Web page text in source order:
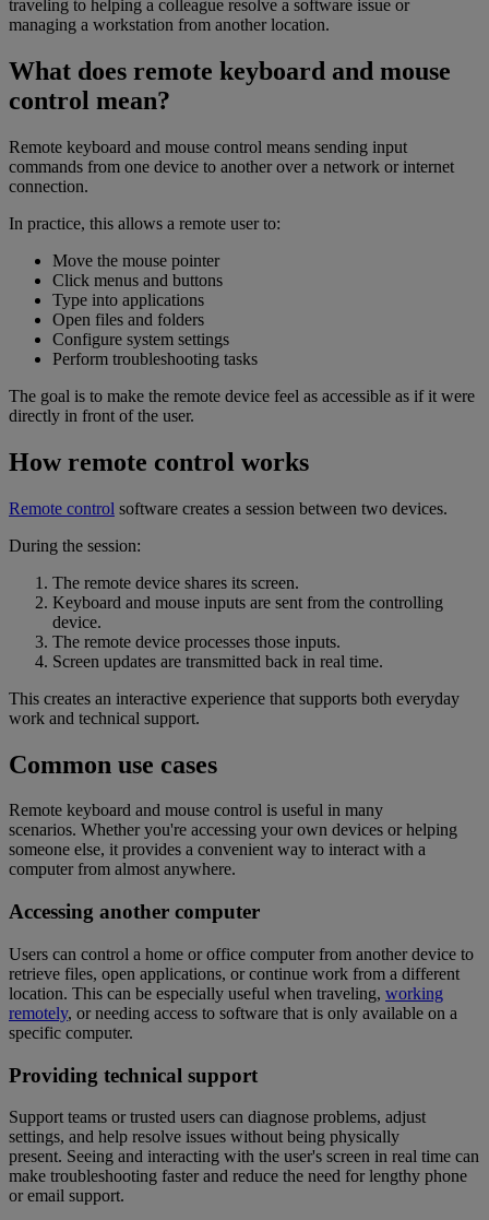
traveling to helping a colleague resolve a software issue or
managing a workstation from another location.
What does remote keyboard and mouse
control mean?
Remote keyboard and mouse control means sending input
commands from one device to another over a network or internet
connection.
In practice, this allows a remote user to:
Move the mouse pointer
Click menus and buttons
Type into applications
Open files and folders
Configure system settings
Perform troubleshooting tasks
The goal is to make the remote device feel as accessible as if it were
directly in front of the user.
How remote control works
Remote control software creates a session between two devices.
During the session:
The remote device shares its screen.
Keyboard and mouse inputs are sent from the controlling
device.
The remote device processes those inputs.
Screen updates are transmitted back in real time.
This creates an interactive experience that supports both everyday
work and technical support.
Common use cases
Remote keyboard and mouse control is useful in many
scenarios. Whether you're accessing your own devices or helping
someone else, it provides a convenient way to interact with a
computer from almost anywhere.
Accessing another computer
Users can control a home or office computer from another device to
retrieve files, open applications, or continue work from a different
location. This can be especially useful when traveling, working
remotely, or needing access to software that is only available on a
specific computer.
Providing technical support
Support teams or trusted users can diagnose problems, adjust
settings, and help resolve issues without being physically
present. Seeing and interacting with the user's screen in real time can
make troubleshooting faster and reduce the need for lengthy phone
or email support.